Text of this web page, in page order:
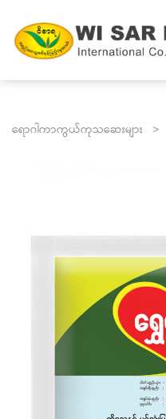
ရောဂါကာကွယ်ကုသဆေးများ >